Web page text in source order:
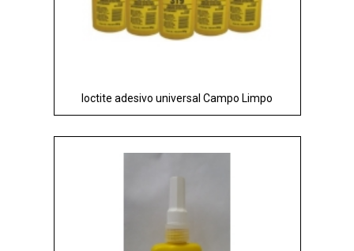
loctite adesivo universal Campo Limpo